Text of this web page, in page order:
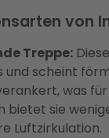
von
Treppe:
und scheint
was
bietet sie
Luftzirkulation.